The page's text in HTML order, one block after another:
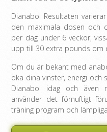
Dianabol Resultaten
den maximala dosen och
per dag under 6 veckor,
upp till 30 extra pounds om
Om du är bekant med
öka dina vinster, energi och
Dianabol idag och även
använder det förnuftigt
träning program och